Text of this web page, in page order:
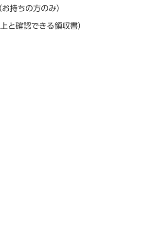
持ちの方のみ）
と確認できる領収書）